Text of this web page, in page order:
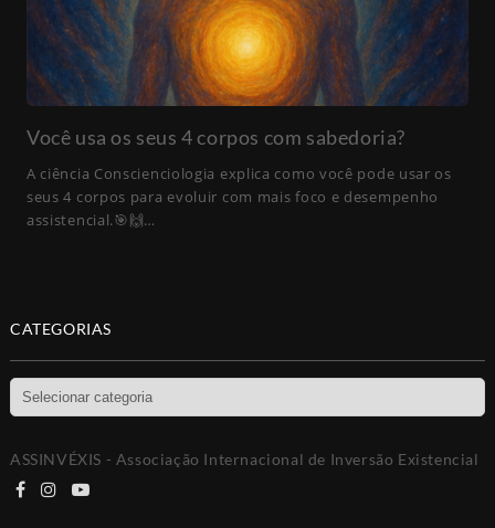
Você usa os seus 4 corpos com sabedoria?
A ciência Conscienciologia explica como você pode usar os
seus 4 corpos para evoluir com mais foco e desempenho
assistencial.🎯🙌…
CATEGORIAS
Categorias
ASSINVÉXIS - Associação Internacional de Inversão Existencial